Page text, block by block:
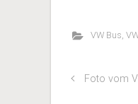
VW Bus,
Foto vom